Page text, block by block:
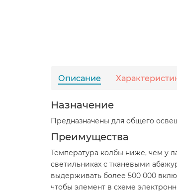
Описание
Назначение
Предназначены для общего
Преимущества
Температура колбы ниже, чем у
светильниках с тканевыми
выдерживать более 500 000
чтобы элемент в схеме